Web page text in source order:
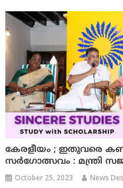
കേരളീയം ; ഇതുവരെ
സർഗോത്സവം : മന്ത്രി
October 25, 2023 News